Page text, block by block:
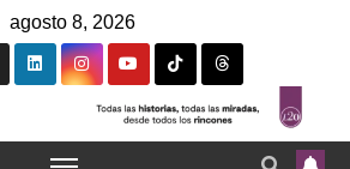
agosto 8, 2026